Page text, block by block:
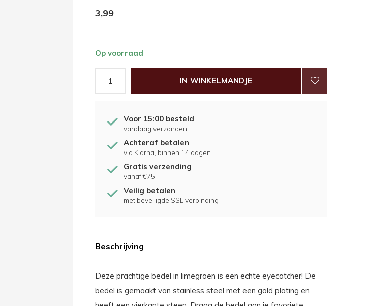
3,99
Op voorraad
IN WINKELMANDJE
Voor 15:00 besteld
vandaag verzonden
Achteraf betalen
via Klarna, binnen 14 dagen
Gratis verzending
vanaf €75
Veilig betalen
met beveiligde SSL verbinding
Beschrijving
Deze prachtige bedel in limegroen is een echte eyecatcher! De
bedel is gemaakt van stainless steel met een gold plating en